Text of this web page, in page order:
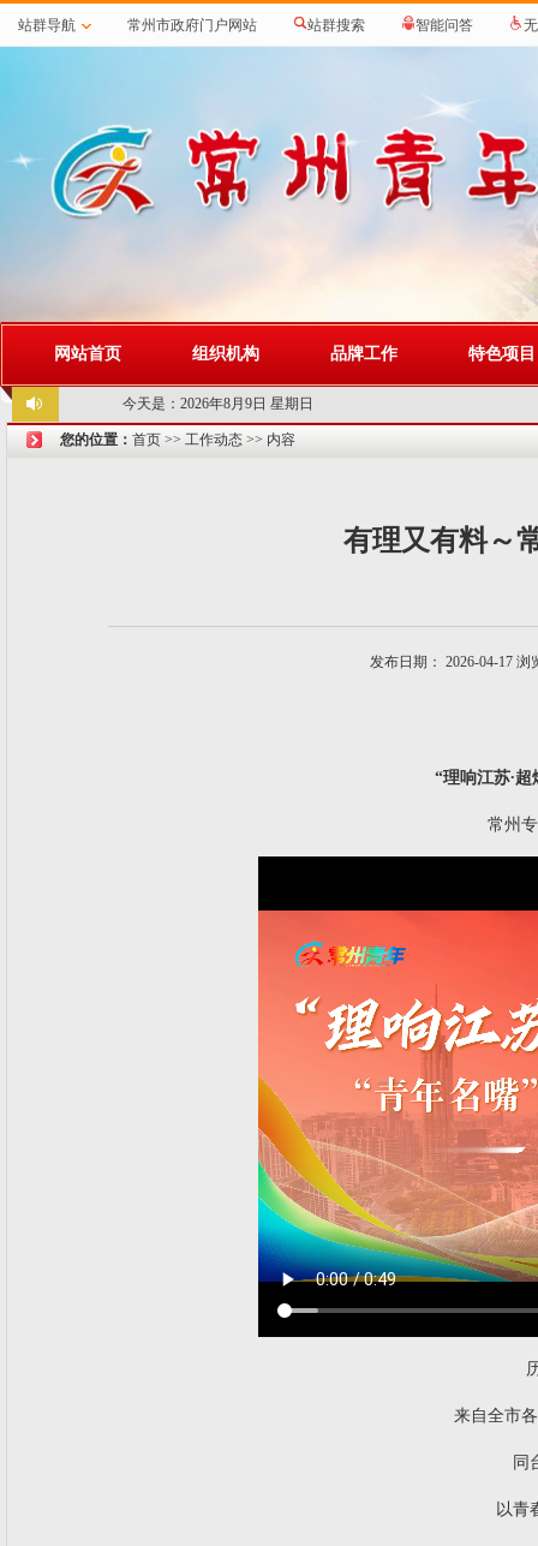
站群导航 常州市政府门户网站 站群搜索 智能问答
网站首页 组织机构 品牌工作 特色项目
今天是： 2026年8月9日 星期日
您的位置： 首页 >> 工作动态 >> 内容
有理又有料～
发布日期： 2026-04-17 浏
“理响江苏∙
常州
来自全市
同
以青